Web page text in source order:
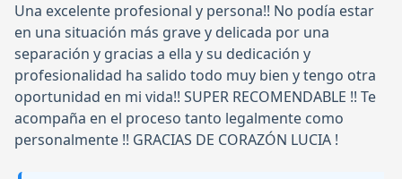
Una excelente profesional y persona!! No podía estar
en una situación más grave y delicada por una
separación y gracias a ella y su dedicación y
profesionalidad ha salido todo muy bien y tengo otra
oportunidad en mi vida!! SUPER RECOMENDABLE !! Te
acompaña en el proceso tanto legalmente como
personalmente !! GRACIAS DE CORAZÓN LUCIA !